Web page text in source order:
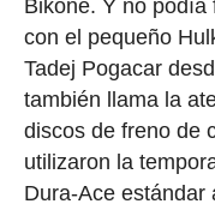
Bikone. Y no
con el pequeño
Tadej Pogacar
también llama la
discos de freno de
utilizaron la
Dura-Ace estándar